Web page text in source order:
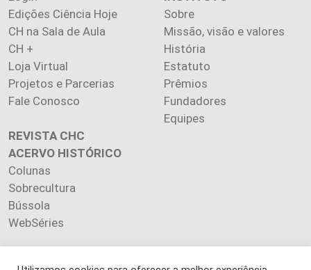
Edições Ciência Hoje
CH na Sala de Aula
CH +
Loja Virtual
Projetos e Parcerias
Fale Conosco
Sobre
Missão, visão e valores
História
Estatuto
Prêmios
Fundadores
Equipes
REVISTA CHC
ACERVO HISTÓRICO
Colunas
Sobrecultura
Bússola
WebSéries